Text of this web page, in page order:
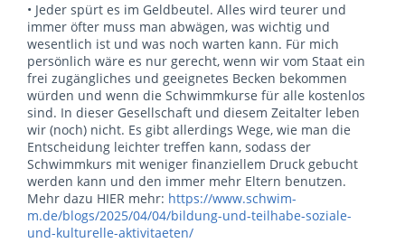
• Jeder spürt es im Geldbeutel. Alles wird teurer und
immer öfter muss man abwägen, was wichtig und
wesentlich ist und was noch warten kann. Für mich
persönlich wäre es nur gerecht, wenn wir vom Staat ein
frei zugängliches und geeignetes Becken bekommen
würden und wenn die Schwimmkurse für alle kostenlos
sind. In dieser Gesellschaft und diesem Zeitalter leben
wir (noch) nicht. Es gibt allerdings Wege, wie man die
Entscheidung leichter treffen kann, sodass der
Schwimmkurs mit weniger finanziellem Druck gebucht
werden kann und den immer mehr Eltern benutzen.
Mehr dazu HIER mehr: https://www.schwim-
m.de/blogs/2025/04/04/bildung-und-teilhabe-soziale-
und-kulturelle-aktivitaeten/